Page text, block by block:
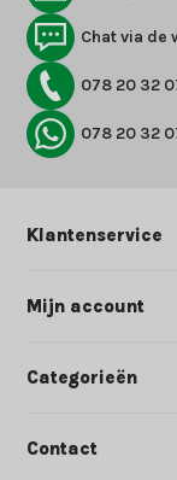
Chat via de
078 20 32
078 20 32
Klantenservice
Mijn account
Categorieën
Contact